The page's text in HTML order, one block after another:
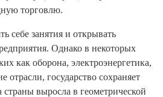
торговлю.
себе занятия и открывать
Однако в некоторых
как оборона, электроэнергетика,
отрасли, государство сохраняет
выросла в геометрической